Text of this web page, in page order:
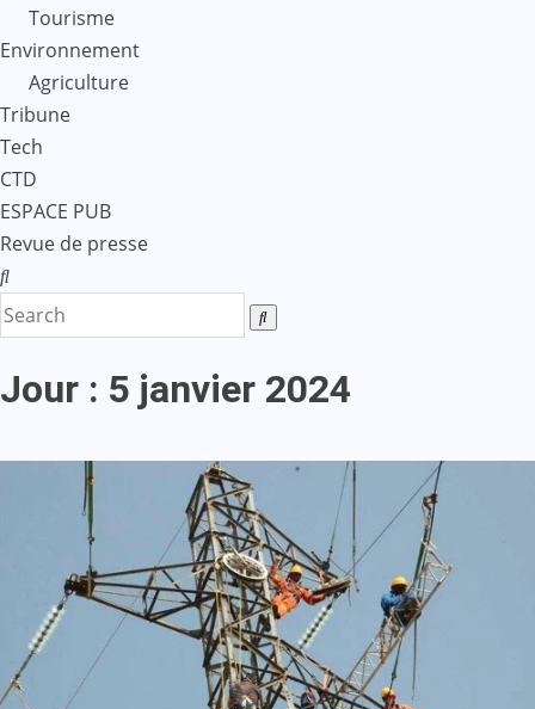
Tourisme
Environnement
Agriculture
Tribune
Tech
CTD
ESPACE PUB
Revue de presse
Jour : 5 janvier 2024